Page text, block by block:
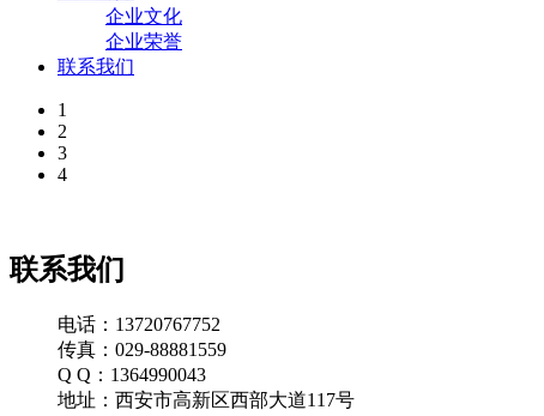
企业文化
企业荣誉
联系我们
1
2
3
4
联系我们
电话：13720767752
传真：029-88881559
Q Q：1364990043
地址：西安市高新区西部大道117号